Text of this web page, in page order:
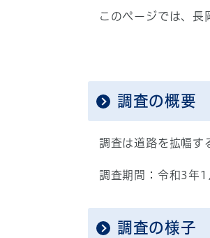
このページでは、長
調査の概要
調査は道路を拡幅す
調査期間：令和3年
調査の様子